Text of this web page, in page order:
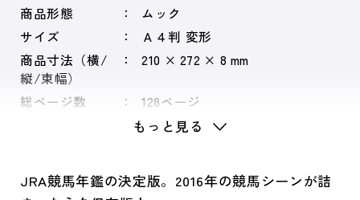
商品形態
ムック
サイズ
Ａ４判 変形
商品寸法（横/
縦/束幅）
210 × 272 × 8 mm
総ページ数 128ページ
もっと見る
JRA競馬年鑑の決定版。2016年の競馬シーンが詰